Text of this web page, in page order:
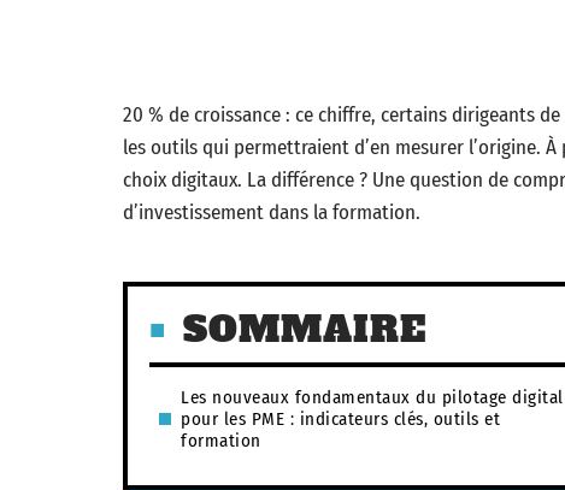
20 % de croissance : ce chiffre, certains dirigeants
les outils qui permettraient d’en mesurer l’origine.
choix digitaux. La différence ? Une question de
d’investissement dans la formation.
SOMMAIRE
Les nouveaux fondamentaux du pilotage digital
pour les PME : indicateurs clés, outils et
formation